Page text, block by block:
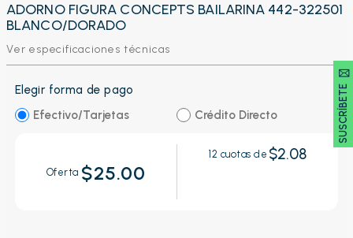
SUSCRÍBETE 🖂
ADORNO FIGURA CONCEPTS BAILARINA 442-322501
BLANCO/DORADO
Ver especificaciones técnicas
Elegir forma de pago
Efectivo/Tarjetas
Crédito Directo
Oferta $25.00
12 cuotas de $2.08